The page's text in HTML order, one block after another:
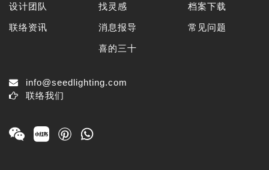
设计团队
联络资讯
找灵感
消息报导
喜的三十
档案下载
常见问题
info@seedlighting.com
联络我们